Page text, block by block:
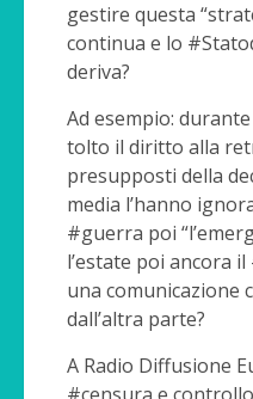
gestire questa
continua e lo
deriva?
Ad esempio:
tolto il diritto alla
presupposti della
media l’hanno
#guerra poi
l’estate poi ancora
una comunicazione
dall’altra parte?
A Radio Diffusione